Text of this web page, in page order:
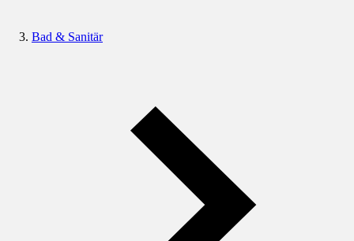
Bad & Sanitär